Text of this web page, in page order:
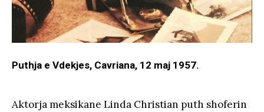
Puthja e Vdekjes, Cavriana, 12 maj 1957.
Aktorja meksikane Linda Christian puth shoferin